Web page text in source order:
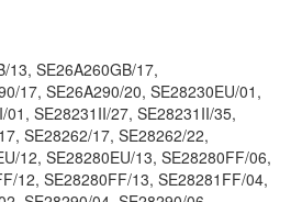
13, SE26A260GB/17,
17, SE26A290/20, SE28230EU/01,
SE28231II/27, SE28231II/35,
SE28262/17, SE28262/22,
12, SE28280EU/13, SE28280FF/06,
12, SE28280FF/13, SE28281FF/04,